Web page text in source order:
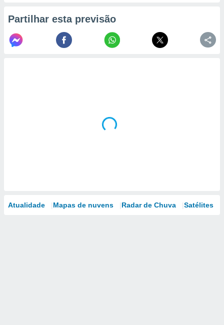
Partilhar esta previsão
Atualidade Mapas de nuvens Radar de Chuva Satélites